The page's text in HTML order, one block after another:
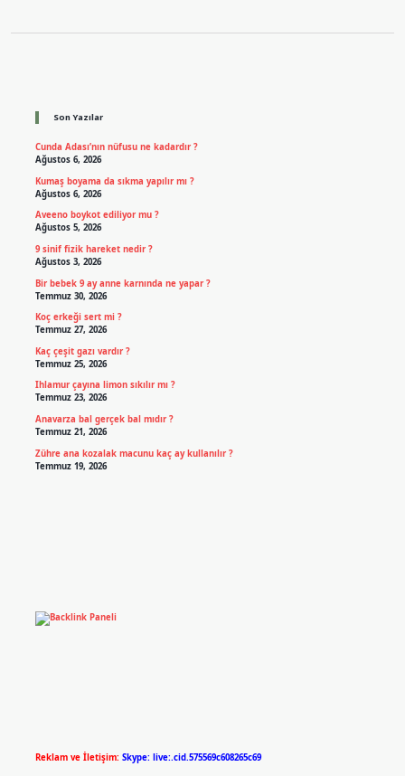
Son Yazılar
Cunda Adası’nın nüfusu ne kadardır ?
Ağustos 6, 2026
Kumaş boyama da sıkma yapılır mı ?
Ağustos 6, 2026
Aveeno boykot ediliyor mu ?
Ağustos 5, 2026
9 sinif fizik hareket nedir ?
Ağustos 3, 2026
Bir bebek 9 ay anne karnında ne yapar ?
Temmuz 30, 2026
Koç erkeği sert mi ?
Temmuz 27, 2026
Kaç çeşit gazı vardır ?
Temmuz 25, 2026
Ihlamur çayına limon sıkılır mı ?
Temmuz 23, 2026
Anavarza bal gerçek bal mıdır ?
Temmuz 21, 2026
Zühre ana kozalak macunu kaç ay kullanılır ?
Temmuz 19, 2026
Reklam ve İletişim: Skype: live:.cid.575569c608265c69